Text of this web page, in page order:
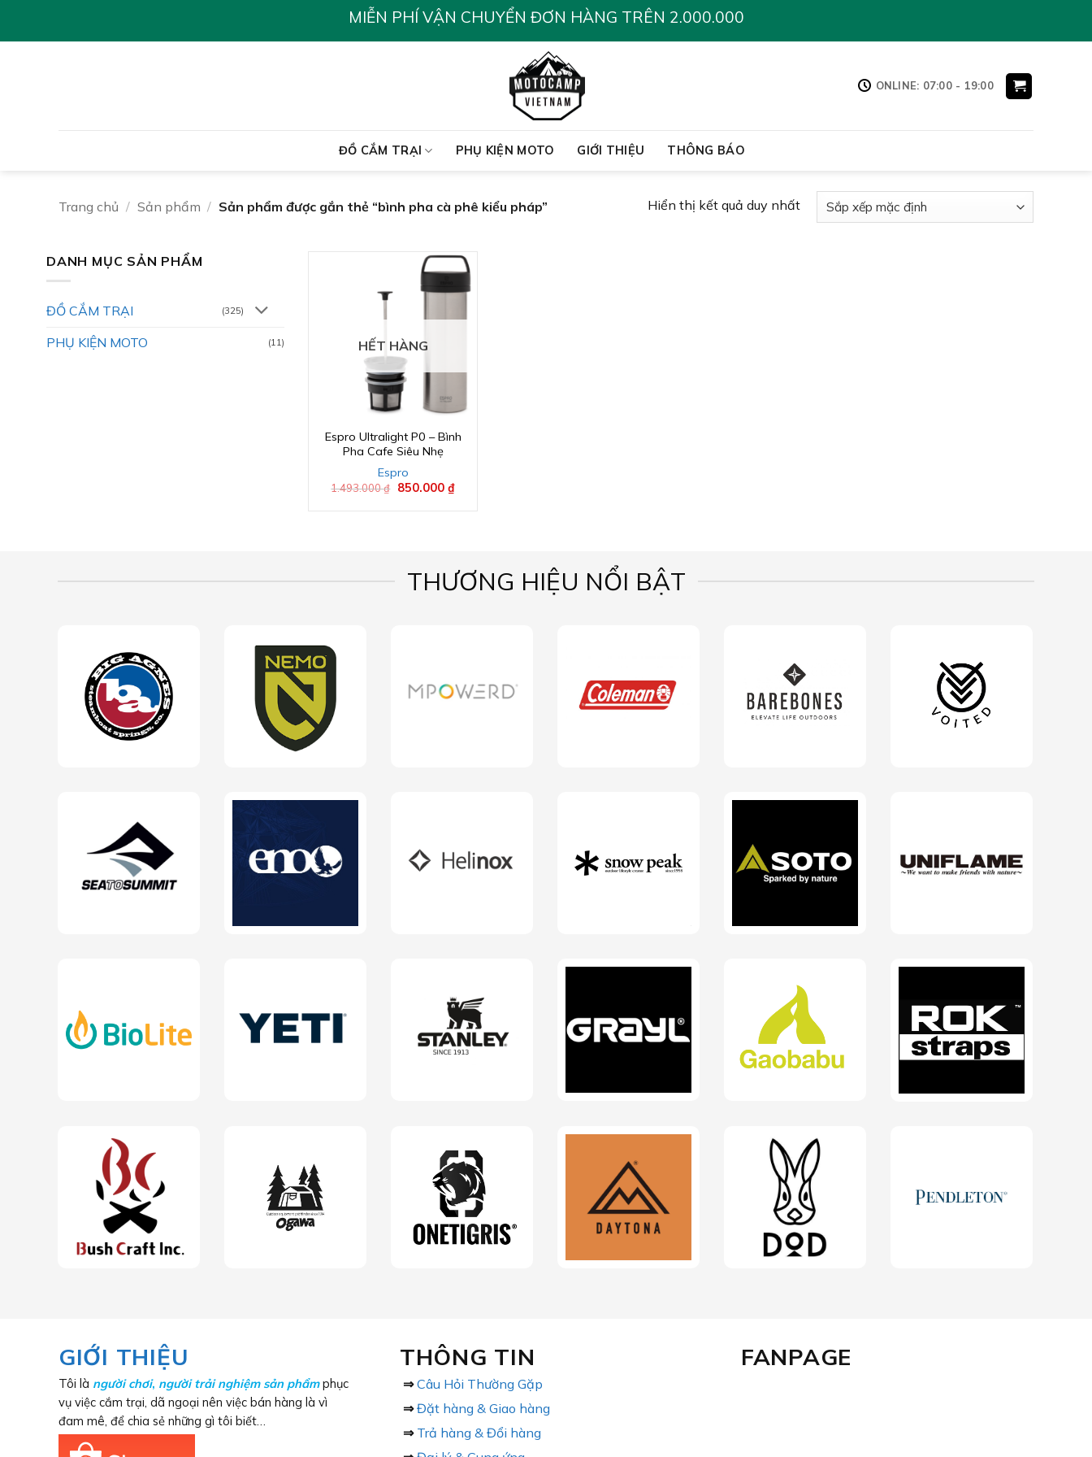
MIỄN PHÍ VẬN CHUYỂN ĐƠN HÀNG TRÊN 2.000.000
ONLINE: 07:00 - 19:00
ĐỒ CẮM TRẠI PHỤ KIỆN MOTO GIỚI THIỆU THÔNG BÁO
Trang chủ / Sản phẩm / Sản phẩm được gắn thẻ “bình pha cà phê kiểu pháp” Hiển thị kết quả duy nhất
DANH MỤC SẢN PHẨM
ĐỒ CẮM TRẠI (325)
PHỤ KIỆN MOTO (11) HẾT HÀNG
Espro Ultralight P0 – Bình
Pha Cafe Siêu Nhẹ
Espro
1.493.000₫ Giá
850.000 ₫Giá
THƯƠNG HIỆU NỔI BẬT
GIỚI THIỆU
Tôi là người chơi, người trải nghiệm sản phẩmphục
vụ việc cắm trại, dã ngoại nên việc bán hàng là vì
đam mê, để chia sẻ những gì tôi biết…
THÔNG TIN
⇒ Câu Hỏi Thường Gặp
⇒ Đặt hàng & Giao hàng
⇒ Trả hàng & Đổi hàng
FANPAGE